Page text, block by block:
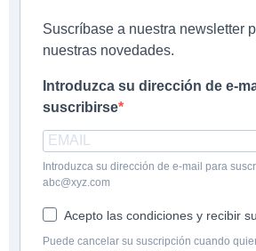
Suscríbase a nuestra newsletter
nuestras novedades.
Introduzca su dirección de e-
suscribirse
Introduzca su dirección de e-mail para
abc@xyz.com
Acepto las condiciones y recibir
Puede cancelar su suscripción cuando